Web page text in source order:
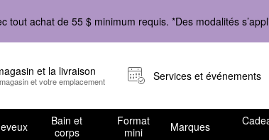
tout achat de 55 $ minimum requis. *Des modalités
et la livraison
et votre emplacement Services et événements
Bain et
corps
Format
mini
Marques